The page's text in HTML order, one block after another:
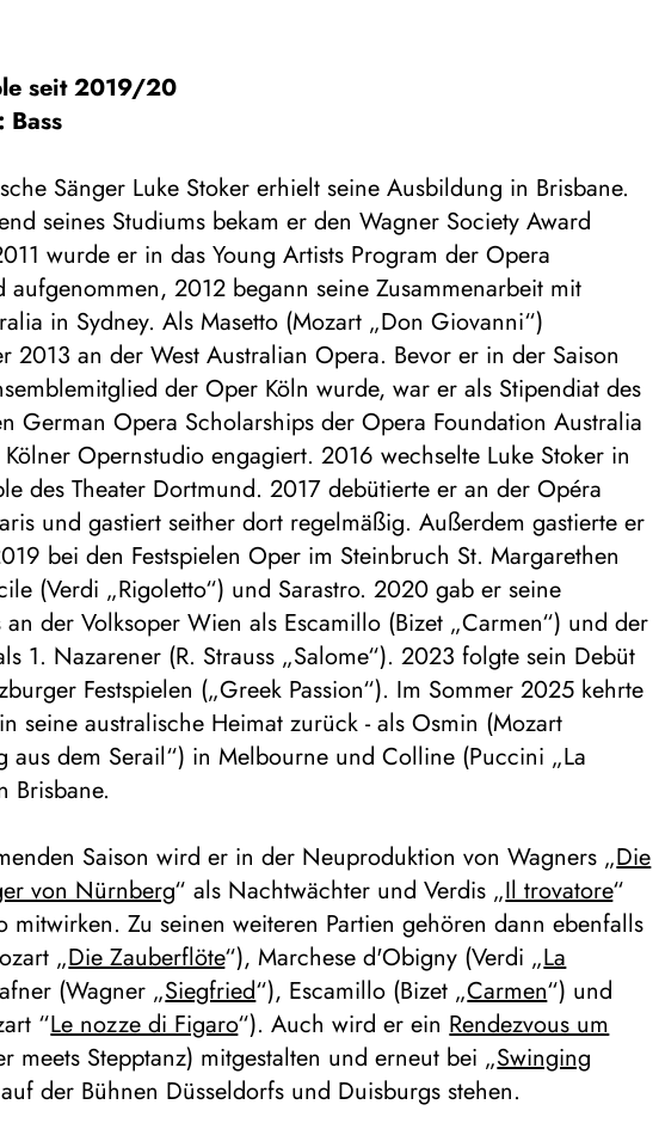
seit 2019/20
Bass
Sänger Luke Stoker erhielt seine Ausbildung in Brisbane.
seines Studiums bekam er den Wagner Society Award
wurde er in das Young Artists Program der Opera
aufgenommen, 2012 begann seine Zusammenarbeit mit
in Sydney. Als Masetto (Mozart „Don Giovanni“)
2013 an der West Australian Opera. Bevor er in der Saison
der Oper Köln wurde, war er als Stipendiat des
German Opera Scholarships der Opera Foundation Australia
Opernstudio engagiert. 2016 wechselte Luke Stoker in
des Theater Dortmund. 2017 debütierte er an der Opéra
und gastiert seither dort regelmäßig. Außerdem gastierte er
bei den Festspielen Oper im Steinbruch St. Margarethen
(Verdi „Rigoletto“) und Sarastro. 2020 gab er seine
an der Volksoper Wien als Escamillo (Bizet „Carmen“) und der
1. Nazarener (R. Strauss „Salome“). 2023 folgte sein Debüt
Festspielen („Greek Passion“). Im Sommer 2025 kehrte
seine australische Heimat zurück - als Osmin (Mozart
aus dem Serail“) in Melbourne und Colline (Puccini „La
Brisbane.
Saison wird er in der Neuproduktion von Wagners „Die
von Nürnberg“ als Nachtwächter und Verdis „Il trovatore“
mitwirken. Zu seinen weiteren Partien gehören dann ebenfalls
„Die Zauberflöte“), Marchese d'Obigny (Verdi „La
(Wagner „Siegfried“), Escamillo (Bizet „Carmen“) und
“Le nozze di Figaro“). Auch wird er einRendezvous um
meets Stepptanz) mitgestalten und erneut bei „Swinging
der Bühnen Düsseldorfs und Duisburgs stehen.